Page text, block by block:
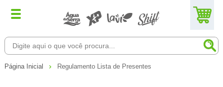
Página Inicial Regulamento Lista de Presentes